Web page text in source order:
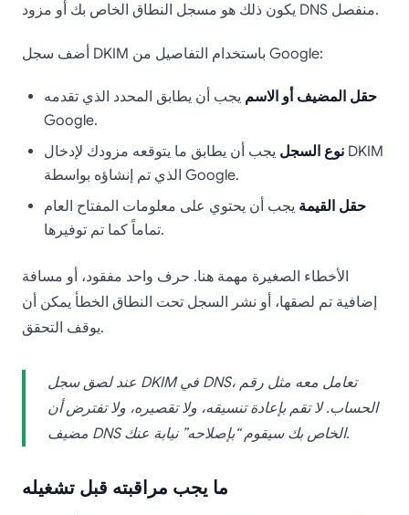
يكون ذلك هو مسجل النطاق الخاص بك أو مزود DNS منفصل.
أضف سجل DKIM باستخدام التفاصيل من Google:
حقل المضيف أو الاسم يجب أن يطابق المحدد الذي تقدمه
Google.
نوع السجل يجب أن يطابق ما يتوقعه مزودك لإدخال DKIM
الذي تم إنشاؤه بواسطة Google.
حقل القيمة يجب أن يحتوي على معلومات المفتاح العام
تماماً كما تم توفيرها.
الأخطاء الصغيرة مهمة هنا. حرف واحد مفقود، أو مسافة
إضافية تم لصقها، أو نشر السجل تحت النطاق الخطأ يمكن أن
يوقف التحقق.
عند لصق سجل DKIM في DNS، تعامل معه مثل رقم
الحساب. لا تقم بإعادة تنسيقه، ولا تقصيره، ولا تفترض أن
مضيف DNS الخاص بك سيقوم “بإصلاحه” نيابة عنك.
ما يجب مراقبته قبل تشغيله